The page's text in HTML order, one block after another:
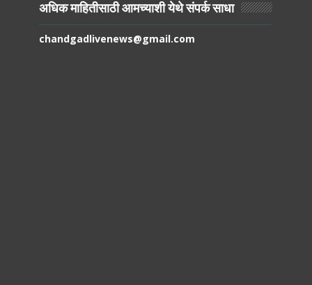
अधिक माहितीसाठी आमच्याशी येथे संपर्क साधा
chandgadlivenews@gmail.com